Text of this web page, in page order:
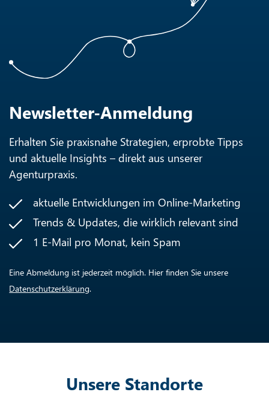
Newsletter-Anmeldung
Erhalten Sie praxisnahe Strategien, erprobte Tipps
und aktuelle Insights – direkt aus unserer
Agenturpraxis.
aktuelle Entwicklungen im Online-Marketing
Trends & Updates, die wirklich relevant sind
1 E-Mail pro Monat, kein Spam
Eine Abmeldung ist jederzeit möglich. Hier finden Sie unsere
Datenschutzerklärung.
Unsere Standorte